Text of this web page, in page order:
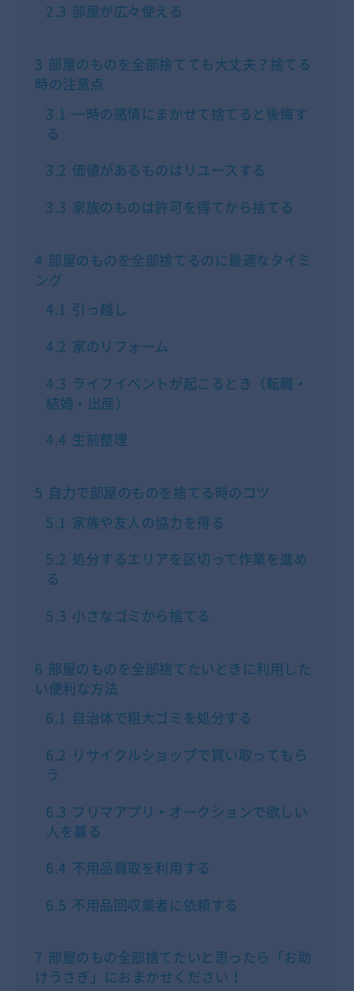
2.3 部屋が広々使える
3 部屋のものを全部捨てても大丈夫？捨てる
時の注意点
3.1 一時の感情にまかせて捨てると後悔す
る
3.2 価値があるものはリユースする
3.3 家族のものは許可を得てから捨てる
4 部屋のものを全部捨てるのに最適なタイミ
ング
4.1 引っ越し
4.2 家のリフォーム
4.3 ライフイベントが起こるとき（転職・
結婚・出産）
4.4 生前整理
5 自力で部屋のものを捨てる時のコツ
5.1 家族や友人の協力を得る
5.2 処分するエリアを区切って作業を進め
る
5.3 小さなゴミから捨てる
6 部屋のものを全部捨てたいときに利用した
い便利な方法
6.1 自治体で粗大ゴミを処分する
6.2 リサイクルショップで買い取ってもら
う
6.3 フリマアプリ・オークションで欲しい
人を募る
6.4 不用品買取を利用する
6.5 不用品回収業者に依頼する
7 部屋のもの全部捨てたいと思ったら「お助
けうさぎ」におまかせください！